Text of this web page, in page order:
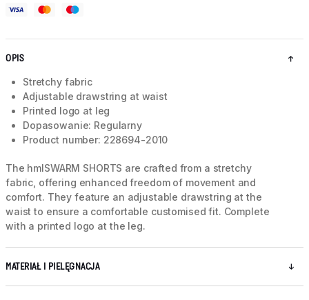
OPIS
Stretchy fabric
Adjustable drawstring at waist
Printed logo at leg
Dopasowanie: Regularny
Product number: 228694-2010
The hmlSWARM SHORTS are crafted from a stretchy
fabric, offering enhanced freedom of movement and
comfort. They feature an adjustable drawstring at the
waist to ensure a comfortable customised fit. Complete
with a printed logo at the leg.
MATERIAŁ I PIELĘGNACJA